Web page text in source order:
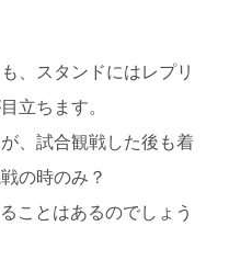
、スタンドにはレプリ
立ちます。
、試合観戦した後も着
の時のみ？
ことはあるのでしょう